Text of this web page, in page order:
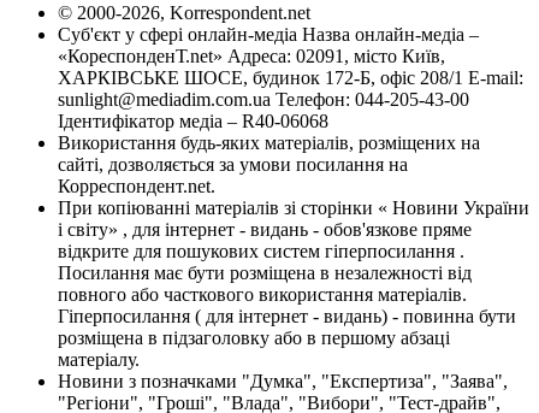
© 2000-2026, Korrespondent.net
Суб'єкт у сфері онлайн-медіа Назва онлайн-медіа –
«КореспонденТ.net» Адреса: 02091, місто Київ,
ХАРКІВСЬКЕ ШОСЕ, будинок 172-Б, офіс 208/1 E-mail:
sunlight@mediadim.com.ua Телефон: 044-205-43-00
Ідентифікатор медіа – R40-06068
Використання будь-яких матеріалів, розміщених на
сайті, дозволяється за умови посилання на
Корреспондент.net.
При копіюванні матеріалів зі сторінки « Новини України
і світу» , для інтернет - видань - обов'язкове пряме
відкрите для пошукових систем гіперпосилання .
Посилання має бути розміщена в незалежності від
повного або часткового використання матеріалів.
Гіперпосилання ( для інтернет - видань) - повинна бути
розміщена в підзаголовку або в першому абзаці
матеріалу.
Новини з позначками "Думка", "Експертиза", "Заява",
"Регіони", "Гроші", "Влада", "Вибори", "Тест-драйв",